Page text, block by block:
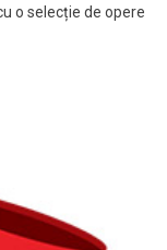
o selecție de opere